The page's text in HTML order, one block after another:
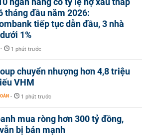
tháng đầu năm 2026:
tiếp tục dẫn đầu, 3 nhà
1%
- 1 phút trước
chuyển nhượng hơn 4,8 triệu
VHM
- 1 phút trước
mua ròng hơn 300 tỷ đồng,
bị bán mạnh